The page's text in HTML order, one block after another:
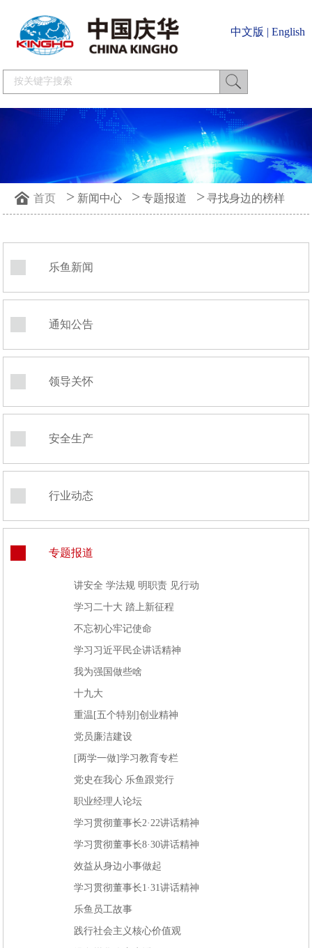
中文版 | English
首页 > 新闻中心 > 专题报道 > 寻找身边的榜样
乐鱼新闻
通知公告
领导关怀
安全生产
行业动态
专题报道
讲安全 学法规 明职责 见行动
学习二十大 踏上新征程
不忘初心牢记使命
学习习近平民企讲话精神
我为强国做些啥
十九大
重温[五个特别]创业精神
党员廉洁建设
[两学一做]学习教育专栏
党史在我心 乐鱼跟党行
职业经理人论坛
学习贯彻董事长2·22讲话精神
学习贯彻董事长8·30讲话精神
效益从身边小事做起
学习贯彻董事长1·31讲话精神
乐鱼员工故事
践行社会主义核心价值观